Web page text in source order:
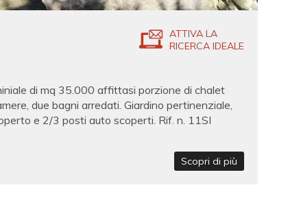
ATTIVA LA
RICERCA IDEALE
di mq 35.000 affittasi porzione di chalet
due bagni arredati. Giardino pertinenziale,
e 2/3 posti auto scoperti. Rif. n. 11SI
Scopri di più